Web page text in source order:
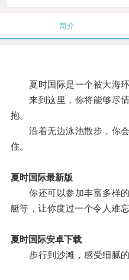
简介
夏时国际是一个被大海环
来到这里，你将能够尽情
抱。
沿着无边泳池散步，你会
住。
夏时国际最新版
你还可以参加丰富多样的
艇等，让你度过一个令人难忘
夏时国际安卓下载
步行到沙滩，感受细腻的